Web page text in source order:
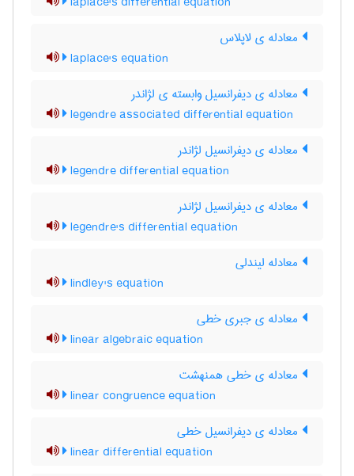
معادله ی لاپلاس
laplace's equation
معادله ی دیفرانسیل وابسته ی لژاندر
legendre associated differential equation
معادله ی دیفرانسیل لژاندر
legendre differential equation
معادله ی دیفرانسیل لژاندر
legendre's differential equation
معادله لیندلی
lindley's equation
معادله ی جبری خطی
linear algebraic equation
معادله ی خطی همنهشت
linear congruence equation
معادله ی دیفرانسیل خطی
linear differential equation